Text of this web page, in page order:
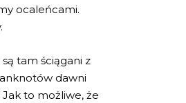
ocaleńcami.
tam ściągani z
dawni
to możliwe, że